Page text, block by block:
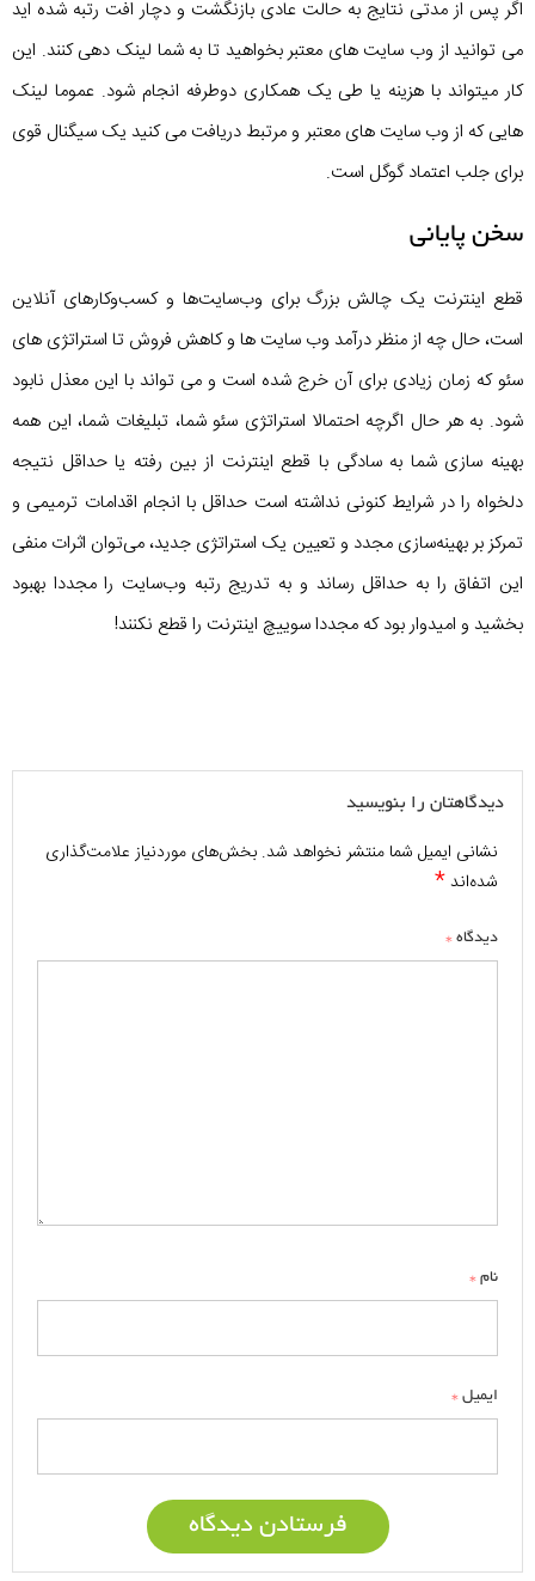
اگر پس از مدتی نتایج به حالت عادی بازنگشت و دچار افت رتبه شده اید
می توانید از وب سایت های معتبر بخواهید تا به شما لینک دهی کنند. این
کار میتواند با هزینه یا طی یک همکاری دوطرفه انجام شود. عموما لینک
هایی که از وب سایت های معتبر و مرتبط دریافت می کنید یک سیگنال قوی
برای جلب اعتماد گوگل است.
سخن پایانی
قطع اینترنت یک چالش بزرگ برای وب‌سایت‌ها و کسب‌وکارهای آنلاین
است، حال چه از منظر درآمد وب سایت ها و کاهش فروش تا استراتژی های
سئو که زمان زیادی برای آن خرج شده است و می تواند با این معذل نابود
شود. به هر حال اگرچه احتمالا استراتژی سئو شما، تبلیغات شما، این همه
بهینه سازی شما به سادگی با قطع اینترنت از بین رفته یا حداقل نتیجه
دلخواه را در شرایط کنونی نداشته است حداقل با انجام اقدامات ترمیمی و
تمرکز بر بهینه‌سازی مجدد و تعیین یک استراتژی جدید، می‌توان اثرات منفی
این اتفاق را به حداقل رساند و به تدریج رتبه وب‌سایت را مجددا بهبود
بخشید و امیدوار بود که مجددا سوییچ اینترنت را قطع نکنند!
دیدگاهتان را بنویسید
نشانی ایمیل شما منتشر نخواهد شد. بخش‌های موردنیاز علامت‌گذاری
شده‌اند*
دیدگاه *
نام *
ایمیل *